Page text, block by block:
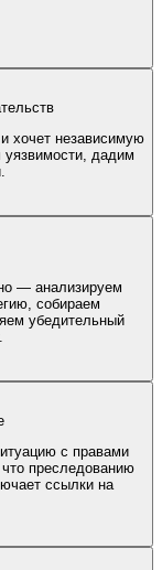
хочет независимую
дадим
— анализируем
собираем
убедительный
с правами
преследованию
ссылки на